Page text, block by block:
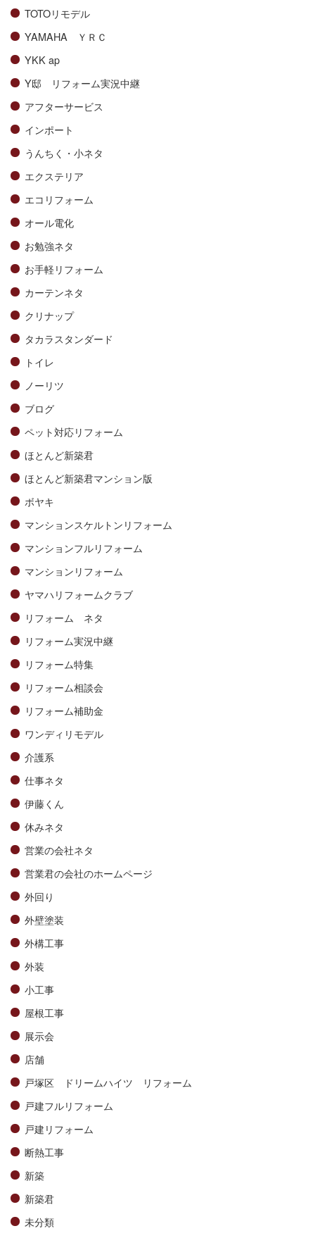
TOTOリモデル
YAMAHA ＹＲＣ
YKK ap
Y邸 リフォーム実況中継
アフターサービス
インポート
うんちく・小ネタ
エクステリア
エコリフォーム
オール電化
お勉強ネタ
お手軽リフォーム
カーテンネタ
クリナップ
タカラスタンダード
トイレ
ノーリツ
ブログ
ペット対応リフォーム
ほとんど新築君
ほとんど新築君マンション版
ボヤキ
マンションスケルトンリフォーム
マンションフルリフォーム
マンションリフォーム
ヤマハリフォームクラブ
リフォーム ネタ
リフォーム実況中継
リフォーム特集
リフォーム相談会
リフォーム補助金
ワンディリモデル
介護系
仕事ネタ
伊藤くん
休みネタ
営業の会社ネタ
営業君の会社のホームページ
外回り
外壁塗装
外構工事
外装
小工事
屋根工事
展示会
店舗
戸塚区 ドリームハイツ リフォーム
戸建フルリフォーム
戸建リフォーム
断熱工事
新築
新築君
未分類